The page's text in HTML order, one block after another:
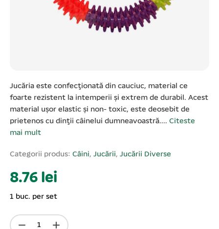
Jucăria este confecţionată din cauciuc, material ce
foarte rezistent la intemperii şi extrem de durabil. Acest
material uşor elastic şi non- toxic, este deosebit de
prietenos cu dinţii câinelui dumneavoastră.... Citeste
mai mult
Categorii produs: Câini, Jucării, Jucării Diverse
8.76 lei
1 buc. per set